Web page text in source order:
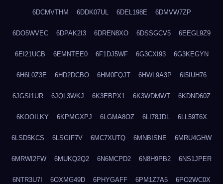
6DCMVTHM 6DDK07UL 6DEL198E 6DMVW7ZP
6DO5WVEC 6DPAK2I3 6DREN8XO 6DSSGCV5 6EEGL9Z9
6EI21UCB 6EMNTEE0 6F1DJ5WF 6G3CXI93 6G3KEGYN
6H6L0Z3E 6HD2DCBO 6HM0FQJT 6HWL9A3P 6I5IUH76
6JGSI1UR 6JQL3WKJ 6K3EBPX1 6K3WDMWT 6KDND60Z
6KOOILKY 6KPMGXPJ 6LGMA8OZ 6LI78JDL 6LL59T6X
6LSD5KCS 6LSGIF7V 6MC7XUTQ 6MNBISNE 6MRU4GHW
6MRWI2FW 6MUKQ2Q2 6N6MCPD2 6N8H9PB2 6NS1JPER
6NTR3U7I 6OXMG49D 6PHYGAFF 6PM1Z7A5 6PO2WC0X